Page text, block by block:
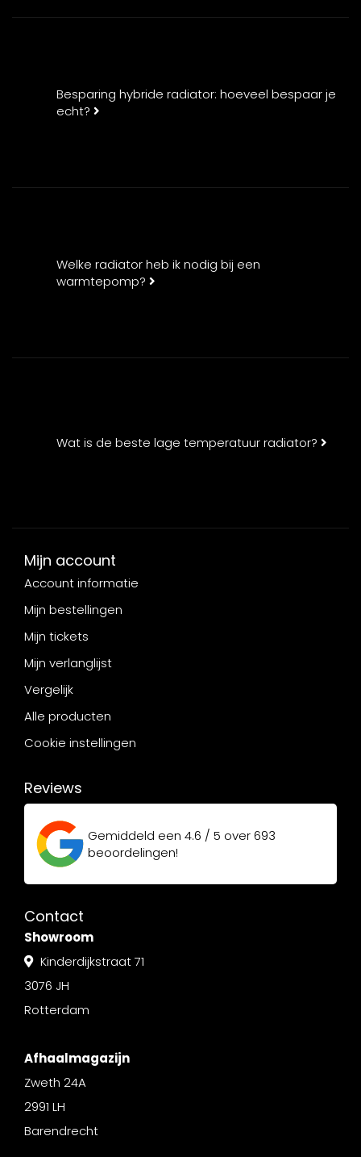
Besparing hybride radiator: hoeveel bespaar je
echt?
Welke radiator heb ik nodig bij een
warmtepomp?
Wat is de beste lage temperatuur radiator?
Mijn account
Account informatie
Mijn bestellingen
Mijn tickets
Mijn verlanglijst
Vergelijk
Alle producten
Cookie instellingen
Reviews
Gemiddeld een 4.6 / 5 over693
beoordelingen!
Contact
Showroom
Kinderdijkstraat 71
3076 JH
Rotterdam
Afhaalmagazijn
Zweth 24A
2991 LH
Barendrecht